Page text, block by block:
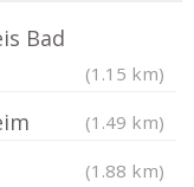
Bad
(1.15 km)
(1.49 km)
(1.88 km)